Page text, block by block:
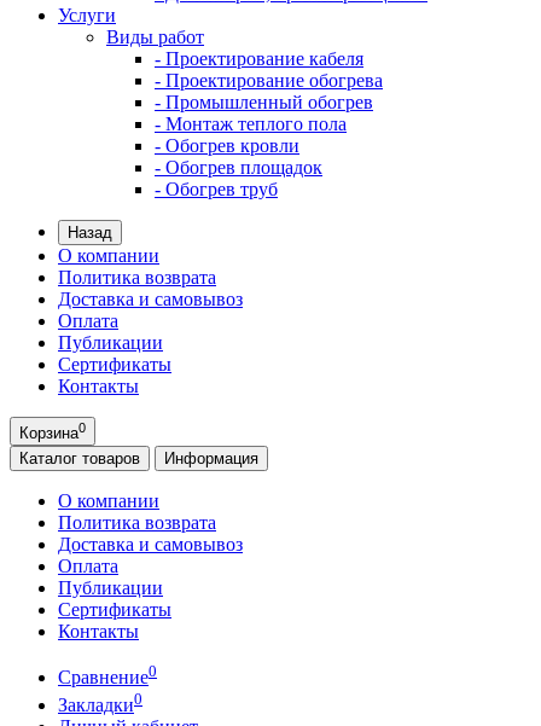
Услуги
Виды работ
- Проектирование кабеля
- Проектирование обогрева
- Промышленный обогрев
- Монтаж теплого пола
- Обогрев кровли
- Обогрев площадок
- Обогрев труб
Назад
О компании
Политика возврата
Доставка и самовывоз
Оплата
Публикации
Сертификаты
Контакты
Корзина0
Каталог товаров Информация
О компании
Политика возврата
Доставка и самовывоз
Оплата
Публикации
Сертификаты
Контакты
Сравнение0
Закладки0